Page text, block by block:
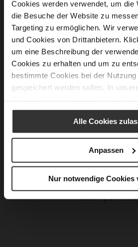
Cookies werden verwendet, um die
die Besuche der Website zu
Targeting zu ermöglichen. Wir
und Cookies von Drittanbietern.
um eine Beschreibung der
Cookies zu erhalten und um zu
bestimmte Cookies bei der
gespeichert werden sollen. In
Alle Cookies
Anpassen
Nur notwendige Cookies
Handschuhe bringen Farbe
Herbsttage. Erhältlich in
Lust auf vegane
Unsere vegane crupped Jacke
gehört zu den immer
.Die aus Fake Shearling gefertigte
kuschlig warm. Besonders stylish
Röcken oder Strickkleidern.
gefütterter Handschuh „Glove
Outfit perfekt